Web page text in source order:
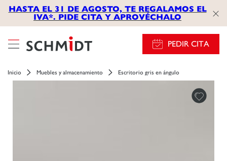
HASTA EL 31 DE AGOSTO, TE REGALAMOS EL
IVA*. PIDE CITA Y APROVÉCHALO
PEDIR CITA
Inicio Muebles y almacenamiento Escritorio gris en ángulo